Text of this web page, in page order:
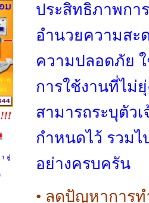
ประสิทธิภาพกา
อำนวยความสะ
ความปลอดภัย
การใช้งานที่ไม่
สามารถระบุตัว
กำหนดไว้ รวม
อย่างครบครัน
• ลดปัญหาการ